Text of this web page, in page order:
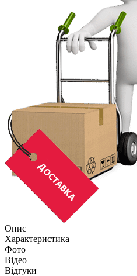
Опис
Характеристика
Фото
Відео
Відгуки